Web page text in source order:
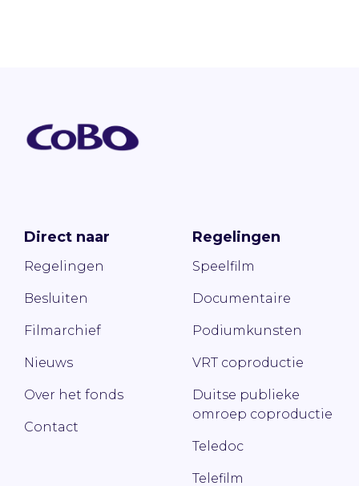
Direct naar
Regelingen
Besluiten
Filmarchief
Nieuws
Over het fonds
Contact
Regelingen
Speelfilm
Documentaire
Podiumkunsten
VRT coproductie
Duitse publieke
omroep coproductie
Teledoc
Telefilm